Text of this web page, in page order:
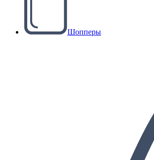
Шопперы